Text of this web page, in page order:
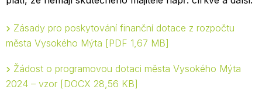
Zásady pro poskytování finanční dotace z rozpočtu
města Vysokého Mýta
PDF 1,67 MB
Žádost o programovou dotaci města Vysokého Mýta
2024 – vzor DOCX 28,56 KB